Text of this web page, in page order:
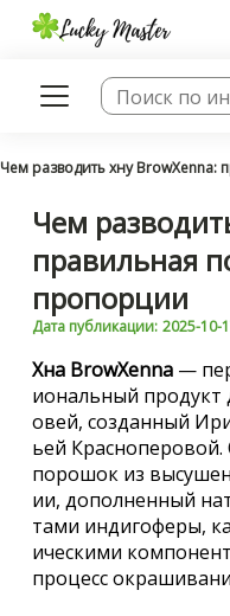
Чем разводить хну BrowXenna:
Чем
правильная
пропорции
Дата публикации: 2025-10-
Хна BrowXenna —
иональный продукт
овей, созданный
ьей
порошок из
ии, дополненный
тами индигоферы,
ическими
процесс